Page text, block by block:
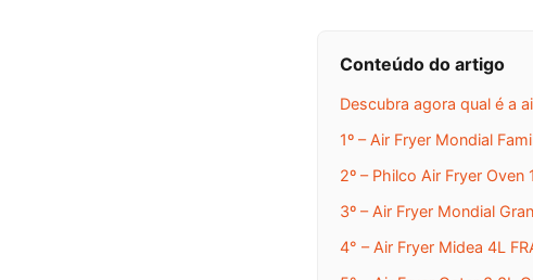
Conteúdo do artigo
Descubra agora qual é a
1º – Air Fryer Mondial
2º – Philco Air Fryer Oven
3º – Air Fryer Mondial
4° – Air Fryer Midea 4L